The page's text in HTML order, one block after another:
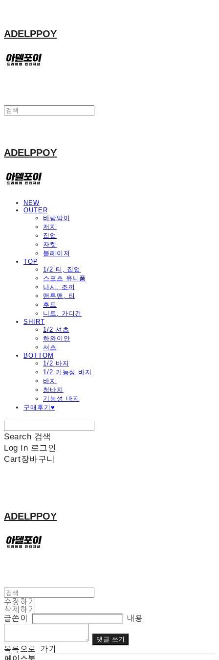
ADELPPOY
ADELPPOY
NEW
OUTER
바람막이
저지
집업
자켓
블레이저
TOP
1/2 티, 집업
스포츠 유니폼
나시, 조끼
맨투맨, 티
후드
니트, 가디건
SHIRT
1/2 셔츠
하와이안
셔츠
BOTTOM
1/2 바지
1/2 기능성 바지
바지
청바지
기능성 바지
구매후기♥
Search 검색
Log In 로그인
Cart장바구니
ADELPPOY
수정하기
삭제하기
글쓴이
내용
댓글 쓰기
목록으로 가기
페이스북